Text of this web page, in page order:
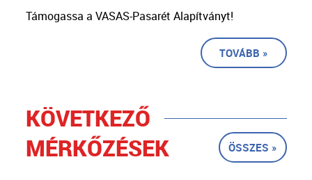
Támogassa a VASAS-Pasarét Alapítványt!
TOVÁBB »
KÖVETKEZŐ
MÉRKŐZÉSEK
ÖSSZES »